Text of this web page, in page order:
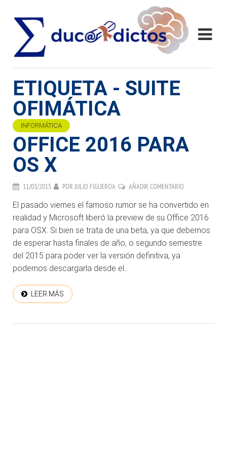
ETIQUETA - SUITE
OFIMÁTICA
INFORMÁTICA
OFFICE 2016 PARA
OS X
11/03/2015 PORJULIO FIGUEROA AÑADIR COMENTARIO
El pasado viernes el famoso rumor se ha convertido en
realidad y Microsoft liberó la preview de su Office 2016
para OSX. Si bien se trata de una beta, ya que debemos
de esperar hasta finales de año, o segundo semestre
del 2015 para poder ver la versión definitiva, ya
podemos descargarla desde el...
LEER MÁS